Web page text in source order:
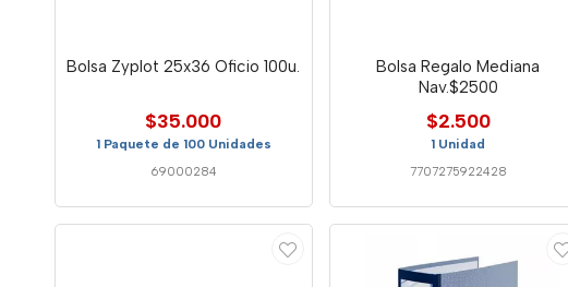
Bolsa Zyplot 25x36 Oficio 100u.
$35.000
1 Paquete de 100 Unidades
69000284
Bolsa Regalo Mediana
Nav.$2500
$2.500
1 Unidad
7707275922428